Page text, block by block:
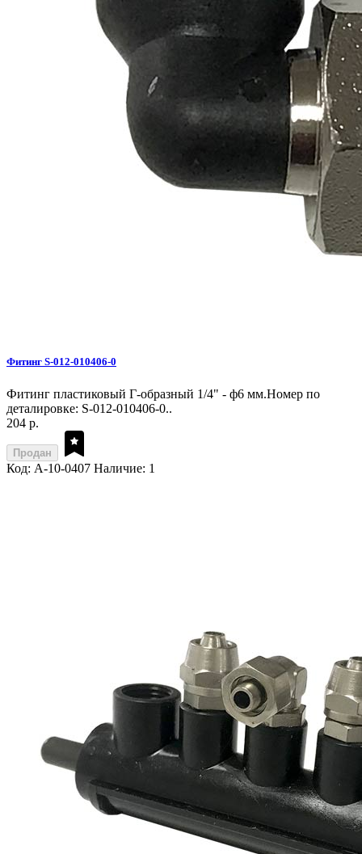
Фитинг S-012-010406-0
Фитинг пластиковый Г-образный 1/4" - ф6 мм.Номер по
деталировке: S-012-010406-0..
204 р.
Продан
Код: A-10-0407 Наличие: 1